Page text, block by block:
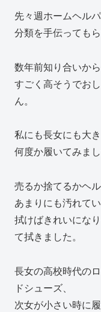
先々週ホームヘル
分類を手伝ってもら
数年前知り合いか
すごく高そうでお
ん。
私にも長女にも大
何度か履いてみま
売るか捨てるかヘ
あまりにも汚れて
拭けばきれいにな
て拭きました。
長女の高校時代の
ドシューズ、
次女が小さい時に